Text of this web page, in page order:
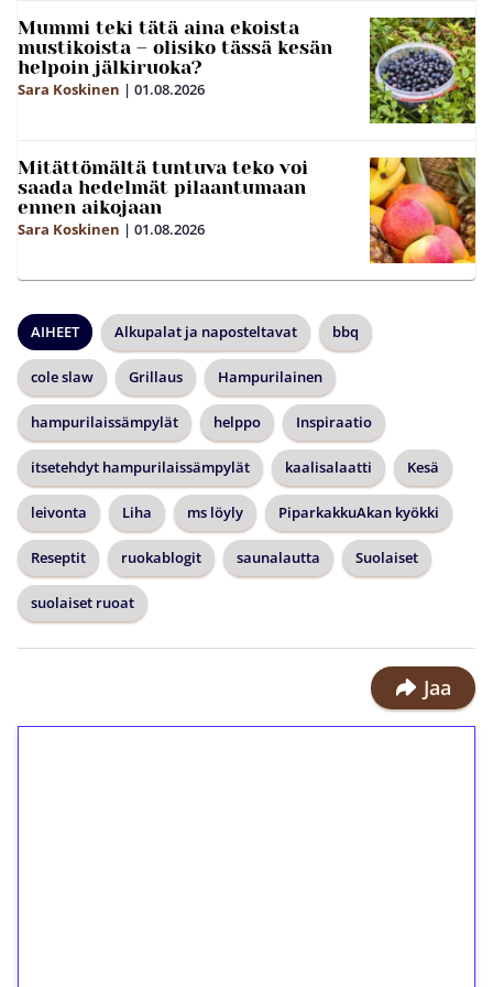
Mummi teki tätä aina ekoista
mustikoista – olisiko tässä kesän
helpoin jälkiruoka?
Sara Koskinen | 01.08.2026
Mitättömältä tuntuva teko voi
saada hedelmät pilaantumaan
ennen aikojaan
Sara Koskinen | 01.08.2026
AIHEET Alkupalat ja naposteltavat bbq
cole slaw Grillaus Hampurilainen
hampurilaissämpylät helppo Inspiraatio
itsetehdyt hampurilaissämpylät kaalisalaatti Kesä
leivonta Liha ms löyly PiparkakkuAkan kyökki
Reseptit ruokablogit saunalautta Suolaiset
suolaiset ruoat
Jaa